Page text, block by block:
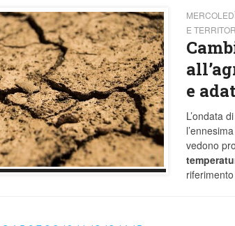
E
e
L’ondata
vedono